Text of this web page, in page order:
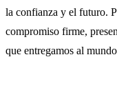
la confianza y el futuro.
compromiso firme,
que entregamos al